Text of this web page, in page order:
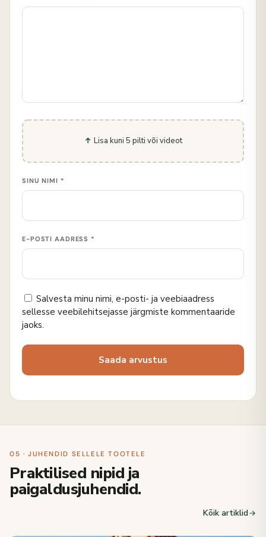
Lisa kuni 5 pilti või videot
SINU NIMI *
E-POSTI AADRESS *
Salvesta minu nimi, e-posti- ja veebiaadress
sellesse veebilehitsejasse järgmiste kommentaaride
jaoks.
05 · JUHENDID SELLELE TOOTELE
Praktilised nipid ja
paigaldusjuhendid.
Kõik artiklid